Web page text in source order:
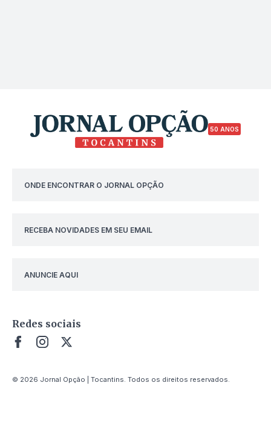
50 ANOS
ONDE ENCONTRAR O JORNAL OPÇÃO
RECEBA NOVIDADES EM SEU EMAIL
ANUNCIE AQUI
Redes sociais
© 2026 Jornal Opção | Tocantins. Todos os direitos reservados.